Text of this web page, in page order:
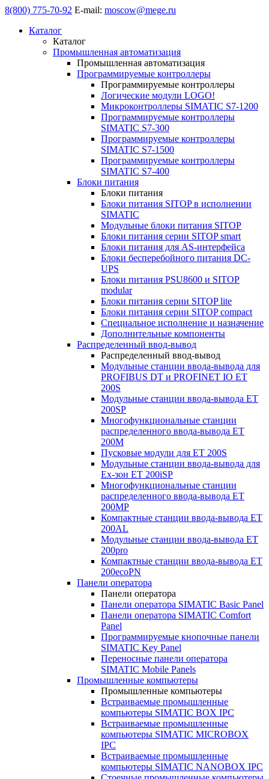
8(800) 775-70-92 E-mail: moscow@mege.ru
Каталог
Каталог
Промышленная автоматизация
Промышленная автоматизация
Программируемые контроллеры
Программируемые контроллеры
Логические модули LOGO!
Микроконтроллеры SIMATIC S7-1200
Программируемые контроллеры
SIMATIC S7-300
Программируемые контроллеры
SIMATIC S7-1500
Программируемые контроллеры
SIMATIC S7-400
Блоки питания
Блоки питания
Блоки питания SITOP в исполнении
SIMATIC
Модульные блоки питания SITOP
Блоки питания серии SITOP smart
Блоки питания для AS-интерфейса
Блоки бесперебойного питания DC-
UPS
Блоки питания PSU8600 и SITOP
modular
Блоки питания серии SITOP lite
Блоки питания серии SITOP compact
Специальное исполнение и назначение
Дополнительные компоненты
Распределенный ввод-вывод
Распределенный ввод-вывод
Модульные станции ввода-вывода для
PROFIBUS DT и PROFINET IO ET
200S
Модульные станции ввода-вывода ET
200SP
Многофункциональные станции
распределенного ввода-вывода ET
200M
Пусковые модули для ET 200S
Модульные станции ввода-вывода для
Ex-зон ET 200iSP
Многофункциональные станции
распределенного ввода-вывода ET
200MP
Компактные станции ввода-вывода ET
200AL
Модульные станции ввода-вывода ET
200pro
Компактные станции ввода-вывода ET
200ecoPN
Панели оператора
Панели оператора
Панели оператора SIMATIC Basic Panel
Панели оператора SIMATIC Comfort
Panel
Программируемые кнопочные панели
SIMATIC Key Panel
Переносные панели оператора
SIMATIC Mobile Panels
Промышленные компьютеры
Промышленные компьютеры
Встраиваемые промышленные
компьютеры SIMATIC BOX IPC
Встраиваемые промышленные
компьютеры SIMATIC MICROBOX
IPC
Встраиваемые промышленные
компьютеры SIMATIC NANOBOX IPC